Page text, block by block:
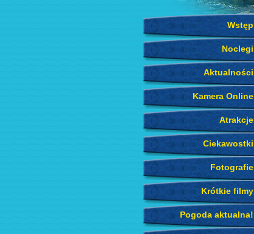
Wstęp
Noclegi
Aktualności
Kamera Online
Atrakcje
Ciekawostki
Fotografie
Krótkie filmy
Pogoda aktualna!